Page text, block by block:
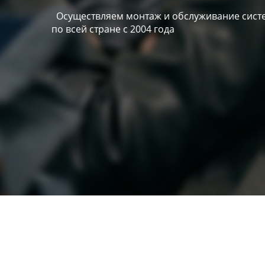
Осуществляем монтаж и обслуживание
по всей стране с 2004 года